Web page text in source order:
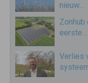
nieuw…
Zonhub
eerste…
Verlies